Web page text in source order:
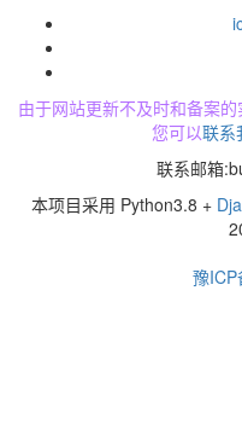
由于网站更新不及时和备案
您可以联系
联系邮箱:
本项目采用 Python3.8 +
豫